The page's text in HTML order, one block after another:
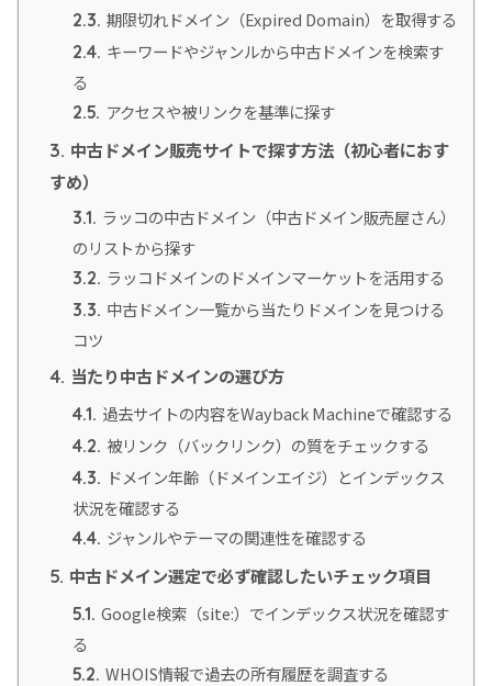
2.3. 期限切れドメイン（Expired Domain）を取得する
2.4. キーワードやジャンルから中古ドメインを検索す
る
2.5. アクセスや被リンクを基準に探す
3. 中古ドメイン販売サイトで探す方法（初心者におす
すめ）
3.1. ラッコの中古ドメイン（中古ドメイン販売屋さん）
のリストから探す
3.2. ラッコドメインのドメインマーケットを活用する
3.3. 中古ドメイン一覧から当たりドメインを見つける
コツ
4. 当たり中古ドメインの選び方
4.1. 過去サイトの内容をWayback Machineで確認する
4.2. 被リンク（バックリンク）の質をチェックする
4.3. ドメイン年齢（ドメインエイジ）とインデックス
状況を確認する
4.4. ジャンルやテーマの関連性を確認する
5. 中古ドメイン選定で必ず確認したいチェック項目
5.1. Google検索（site:）でインデックス状況を確認す
る
5.2. WHOIS情報で過去の所有履歴を調査する